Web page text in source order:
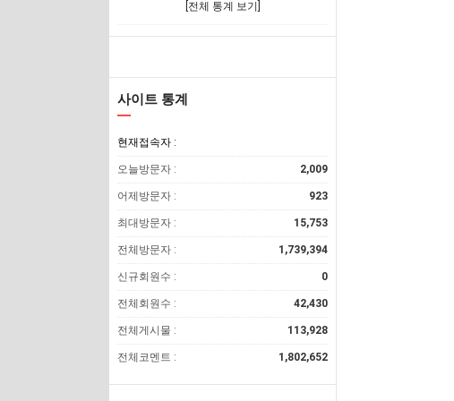
[전체 통계 보기]
사이트 통계
현재접속자 :
오늘방문자 : 2,009
어제방문자 : 923
최대방문자 : 15,753
전체방문자 : 1,739,394
신규회원수 : 0
전체회원수 : 42,430
전체게시물 : 113,928
전체코멘트 : 1,802,652